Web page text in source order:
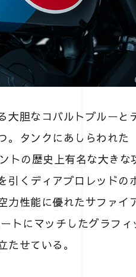
大胆なコバルトブルーと
。タンクにあしらわれた
トの歴史上有名な大きな
引くディアブロレッドの
力性能に優れたサファイ
トにマッチしたグラフィ
せている。